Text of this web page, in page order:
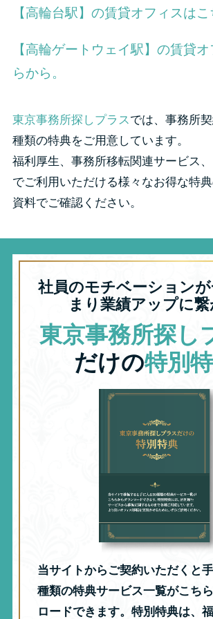
【高輪台駅】の賃貸オフィスはこ
【高輪ゲートウェイ駅】の賃貸
らから。
東京事務所探しプラス では、事務所
種類の特典をご用意しています。
福利厚生、事務所移転関連サービス
でご利用いただける様々なお得な特
資料でご確認ください。
社員のモチベーション
まり業績アップに繋
東京事務所探し
だけの特別
当サイトからご契約いただくと
種類の特典サービス一覧がこち
ロードできます。特別特典は、